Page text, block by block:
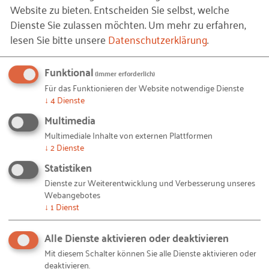
Karriereentwicklung?
Leitfrage
Die Leitfrage bei der Konzeption individueller
Entwicklungspläne lautet: Welche Fähigkeiten/
Kompetenzen benötigt der Mitarbeiter, um in
Zukunft zum Unternehmenserfolg beizutragen? Je
klarer die Antwort auf diese Frage, umso effizienter
der Entwicklungsplan.
Somit muss die strategische Marschrichtung des
Unternehmens zwingend berücksichtigt werden.
Zum Beispiel ist bei der Förderung eines
zukünftigen IT-Spezialisten zu überlegen, welcher
technische Entwicklungsstand in ein bis zwei
Website zu bieten. Entscheiden Sie selbst, welche
Dienste Sie zulassen möchten.Um mehr zu erfahren,
lesen Sie bitte unsereDatenschutzerklärung.
Funktional(immer erforderlich)
Für das Funktionieren der Website notwendige Dienste
↓ 4Dienste
Multimedia
Multimediale Inhalte von externen Plattformen
↓ 2Dienste
Statistiken
Dienste zur Weiterentwicklung und Verbesserung unseres
Webangebotes
↓ 1 Dienst
Alle Dienste aktivieren oder deaktivieren
Mit diesem Schalter können Sie alle Dienste aktivieren oder
deaktivieren.